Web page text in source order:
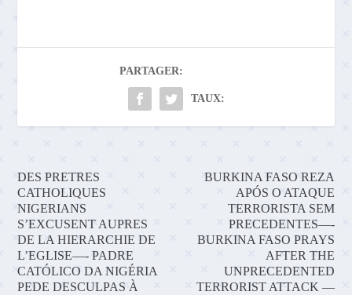
PARTAGER:
TAUX:
DES PRETRES
CATHOLIQUES
NIGERIANS
S’EXCUSENT AUPRES
DE LA HIERARCHIE DE
L’EGLISE—- PADRE
CATÓLICO DA NIGÉRIA
PEDE DESCULPAS À
BURKINA FASO REZA
APÓS O ATAQUE
TERRORISTA SEM
PRECEDENTES—-
BURKINA FASO PRAYS
AFTER THE
UNPRECEDENTED
TERRORIST ATTACK —